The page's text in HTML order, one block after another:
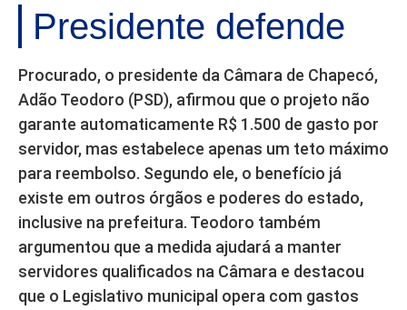
Presidente defende
Procurado, o presidente da Câmara de Chapecó,
Adão Teodoro (PSD), afirmou que o projeto não
garante automaticamente R$ 1.500 de gasto por
servidor, mas estabelece apenas um teto máximo
para reembolso. Segundo ele, o benefício já
existe em outros órgãos e poderes do estado,
inclusive na prefeitura. Teodoro também
argumentou que a medida ajudará a manter
servidores qualificados na Câmara e destacou
que o Legislativo municipal opera com gastos